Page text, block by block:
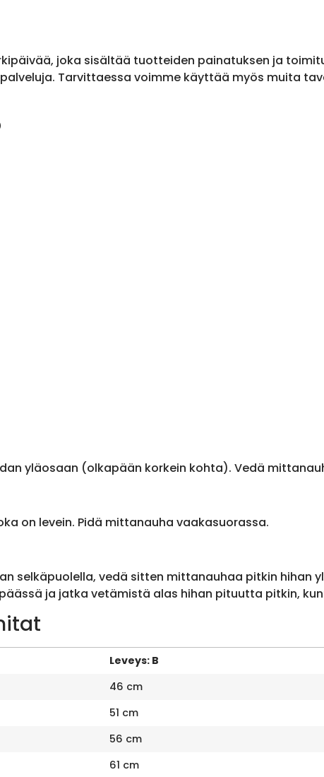
joka sisältää tuotteiden painatuksen ja
Tarvittaessa voimme käyttää myös muita
yläosaan (olkapään korkein kohta). Vedä
on levein. Pidä mittanauha vaakasuorassa.
selkäpuolella, vedä sitten mittanauhaa pitkin hihan
ja jatka vetämistä alas hihan pituutta pitkin,
Leveys: B
46 cm
51 cm
56 cm
61 cm